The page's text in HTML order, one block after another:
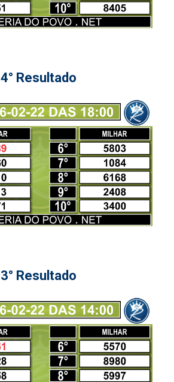
4° Resultado
3° Resultado